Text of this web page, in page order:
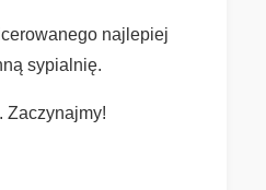
najlepiej
sypialnię.
Zaczynajmy!